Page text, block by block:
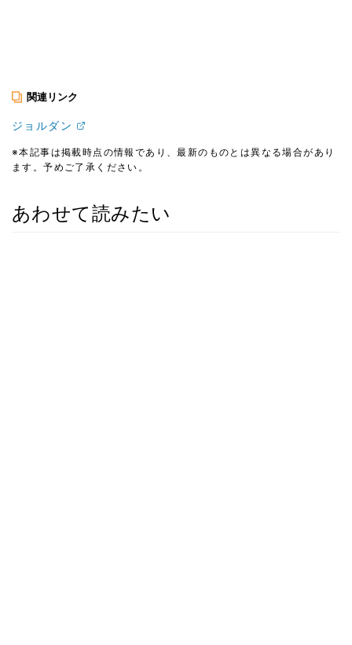
関連リンク
ジョルダン
※本記事は掲載時点の情報であり、最新のものとは異なる場合があり
ます。予めご了承ください。
あわせて読みたい